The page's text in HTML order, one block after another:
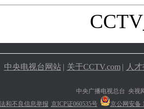
中央电视台网站 | 关于CCTV.com | 人
中央广播电视总台 央视
和不良信息举报 京ICP证060535号
京公网安备